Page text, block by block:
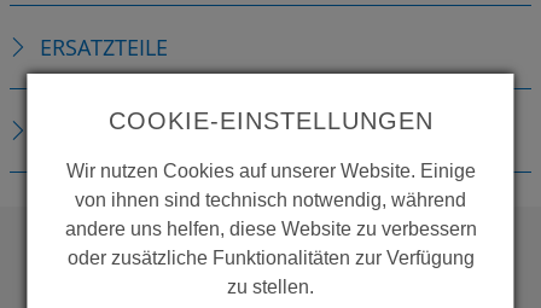
ERSATZTEILE
DOWNLOADS
WOLLEN SIE MEHR
COOKIE-EINSTELLUNGEN
Wir nutzen Cookies auf unserer Website. Einige
von ihnen sind technisch notwendig, während
andere uns helfen, diese Website zu verbessern
oder zusätzliche Funktionalitäten zur Verfügung
zu stellen.